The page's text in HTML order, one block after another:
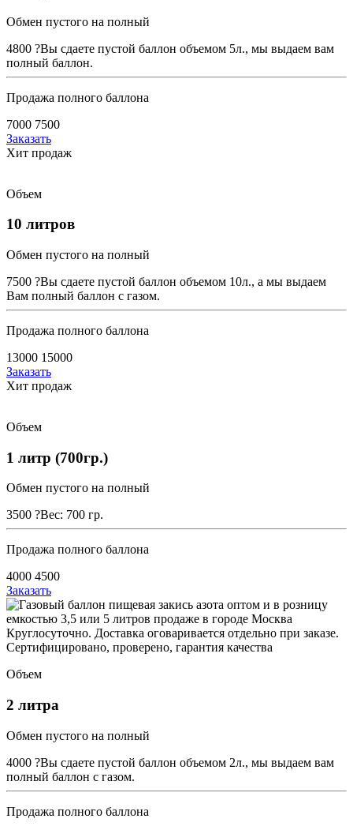
Обмен пустого на полный
4800 ?Вы сдаете пустой баллон объемом 5л., мы выдаем вам
полный баллон.
Продажа полного баллона
7000 7500
Заказать
Хит продаж
Объем
10 литров
Обмен пустого на полный
7500 ?Вы сдаете пустой баллон объемом 10л., а мы выдаем
Вам полный баллон с газом.
Продажа полного баллона
13000 15000
Заказать
Хит продаж
Объем
1 литр (700гр.)
Обмен пустого на полный
3500 ?Вес: 700 гр.
Продажа полного баллона
4000 4500
Заказать
Объем
2 литра
Обмен пустого на полный
4000 ?Вы сдаете пустой баллон объемом 2л., мы выдаем вам
полный баллон с газом.
Продажа полного баллона